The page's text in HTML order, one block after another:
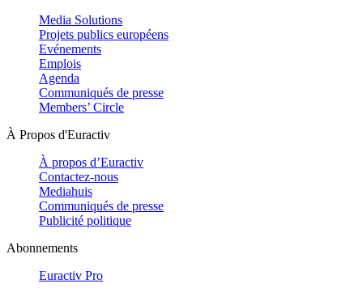
Media Solutions
Projets publics européens
Evénements
Emplois
Agenda
Communiqués de presse
Members’ Circle
À Propos d'Euractiv
À propos d’Euractiv
Contactez-nous
Mediahuis
Communiqués de presse
Publicité politique
Abonnements
Euractiv Pro